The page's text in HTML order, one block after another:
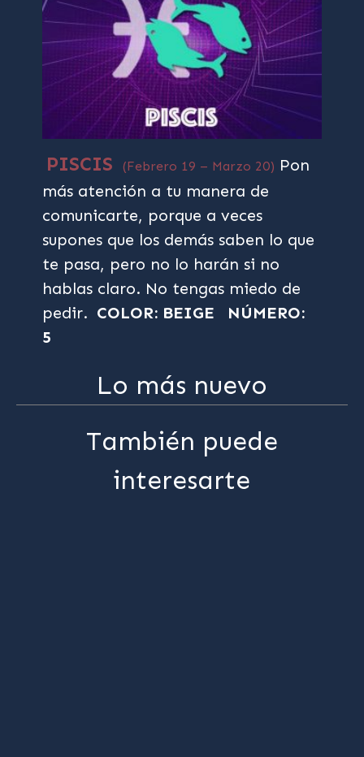
PISCIS (Febrero 19 – Marzo 20) Pon
más atención a tu manera de
comunicarte, porque a veces
supones que los demás saben lo que
te pasa, pero no lo harán si no
hablas claro. No tengas miedo de
pedir. COLOR: BEIGE
NÚMERO:
5
Lo más nuevo
También puede
interesarte